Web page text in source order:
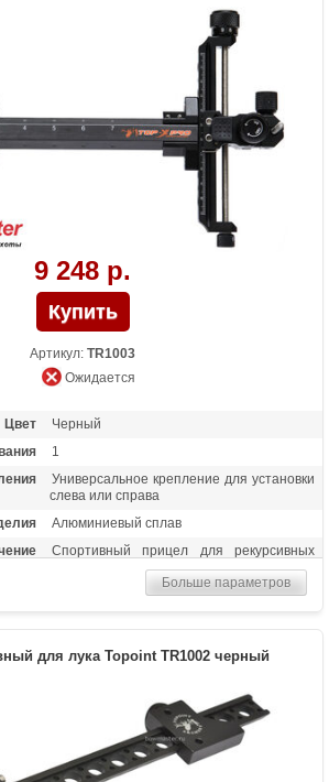
9 248 р.
Артикул: TR1003
Ожидается
Цвет
Черный
1
Универсальное крепление для установки
слева или справа
Алюминиевый сплав
Спортивный прицел для рекурсивных
луков высокого класса
Микрорегулировка по горизонтали и
вертикали, съемное крепление к луку
Больше параметров
для лука Topoint TR1002 черный